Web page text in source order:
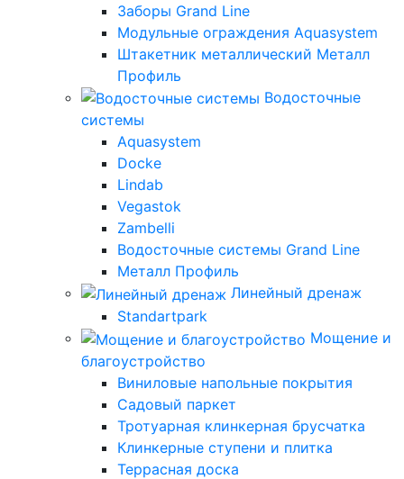
Заборы Grand Line
Модульные ограждения Aquasystem
Штакетник металлический Металл
Профиль
Водосточные
системы
Aquasystem
Docke
Lindab
Vegastok
Zambelli
Водосточные системы Grand Line
Металл Профиль
Линейный дренаж
Standartpark
Мощение и
благоустройство
Виниловые напольные покрытия
Садовый паркет
Тротуарная клинкерная брусчатка
Клинкерные ступени и плитка
Террасная доска